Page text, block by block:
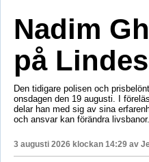
Nadim
på
Den tidigare polisen och
onsdagen den 19 augusti. I
delar han med sig av sina
och ansvar kan förändra livsbanor.
3 augusti 2026 klockan 14:29 av